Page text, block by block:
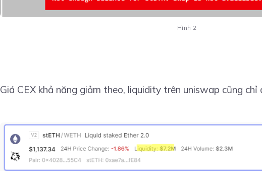
Hình 2
Giá CEX khả năng giảm theo, liquidity trên uniswap cũng chỉ